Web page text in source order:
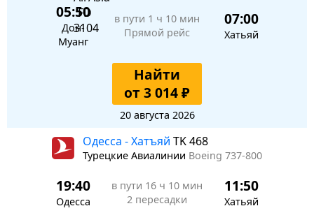
05:50
Дон-
Муанг
в пути 1 ч 10 мин
Прямой рейс
07:00
Хатьяй
Найти
от 3 014 ₽
20 августа 2026
Одесса - Хатъяй TK 468
Турецкие Авиалинии Boeing 737-800
19:40
Одесса
в пути 16 ч 10 мин
2 пересадки
11:50
Хатьяй